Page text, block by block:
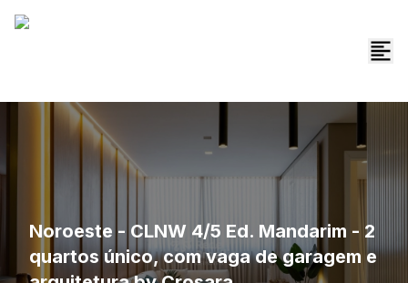
Noroeste - CLNW 4/5 Ed. Mandarim - 2
quartos único, com vaga de garagem e